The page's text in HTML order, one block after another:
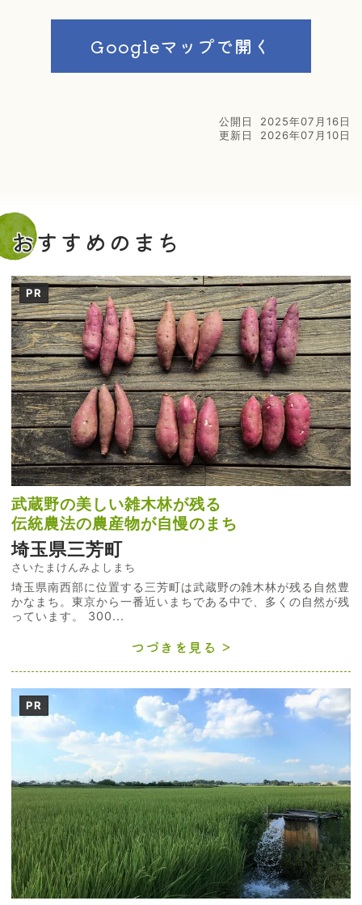
Googleマップで開く
公開日
2025年07月16日
更新日
2026年07月10日
おすすめのまち
PR
武蔵野の美しい雑木林が残る
伝統農法の農産物が自慢のまち
埼玉県三芳町
さいたまけんみよしまち
埼玉県南西部に位置する三芳町は武蔵野の雑木林が残る自然豊
かなまち。東京から一番近いまちである中で、多くの自然が残
っています。 300...
つづきを見る
PR